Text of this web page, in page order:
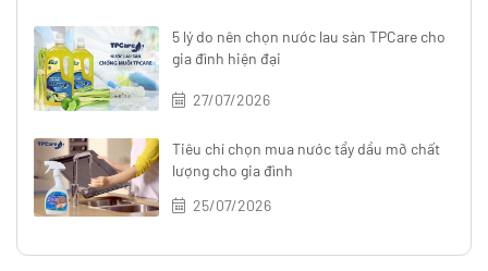
5 lý do nên chọn nước lau sàn TPCare cho
gia đình hiện đại
27/07/2026
Tiêu chí chọn mua nước tẩy dầu mỡ chất
lượng cho gia đình
25/07/2026